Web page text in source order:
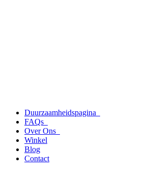
Duurzaamheidspagina
FAQs
Over Ons
Winkel
Blog
Contact